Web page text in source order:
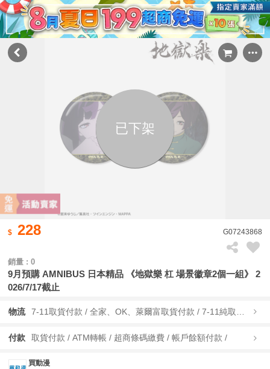
已下架
228 G07243868
銷量 : 0
9月預購 AMNIBUS 日本精品 《地獄樂 杠 場景徽章2個一組》 2
026/7/17截止
物流
付款 取貨付款 / ATM轉帳 / 超商條碼繳費 / 帳戶餘額付款 /
買動漫